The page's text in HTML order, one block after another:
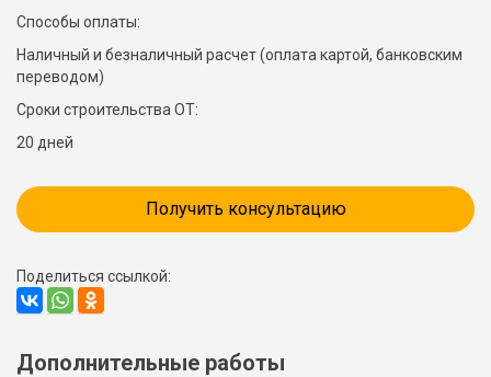
Способы оплаты:
Наличный и безналичный расчет (оплата картой, банковским
переводом)
Сроки строительства ОТ:
20 дней
Получить консультацию
Поделиться ссылкой:
Дополнительные работы